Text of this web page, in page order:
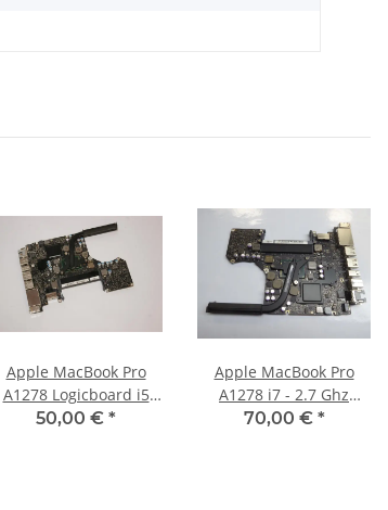
Apple MacBook Pro
A1278 Logicboard i5
2.4Ghz CPU 820-2936-B
50,00 € *
Apple MacBook Pro
A1278 i7 - 2.7 Ghz
Logicboard 820-2936 (
70,00 € *